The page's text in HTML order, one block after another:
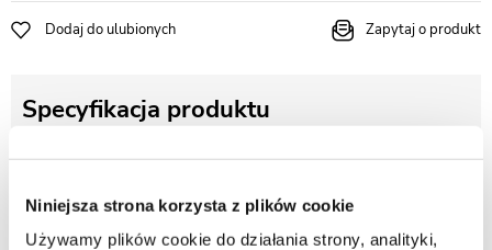
Niniejsza strona korzysta z plików cookie
Używamy plików cookie do działania strony, analityki,
Dodaj do ulubionych Zapytaj o produkt
Specyfikacja produktu
Kolor wanny
Szerokość wanny
170 cm